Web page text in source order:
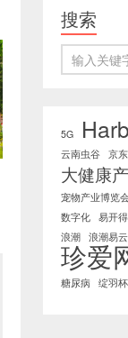
搜索
5G
云南虫谷 京东
大健康
宠物产业博览
数字化 易开得
浪潮 浪潮易云
珍爱
糖尿病
绽羽杯